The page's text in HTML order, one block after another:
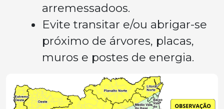
arremessadoos.
Evite transitar e/ou abrigar-se
próximo de árvores, placas,
muros e postes de energia.